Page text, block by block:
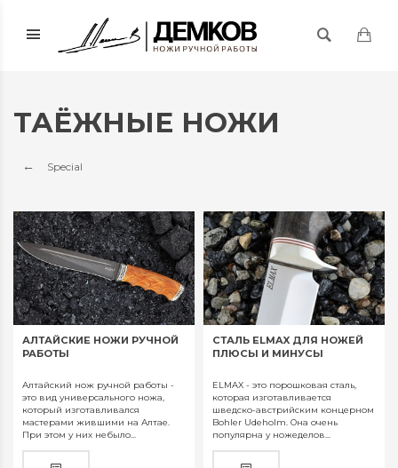
ТАЁЖНЫЕ НОЖИ
Special
АЛТАЙСКИЕ НОЖИ РУЧНОЙ
РАБОТЫ
Алтайский нож ручной работы -
это вид универсального ножа,
который изготавливался
мастерами жившими на Алтае.
При этом у них небыло...
CТАЛЬ ELMAX ДЛЯ НОЖЕЙ
ПЛЮСЫ И МИНУСЫ
ELMAX - это порошковая сталь,
которая изготавливается
шведско-австрийским концерном
Bohler Udeholm. Она очень
популярна у ножеделов...